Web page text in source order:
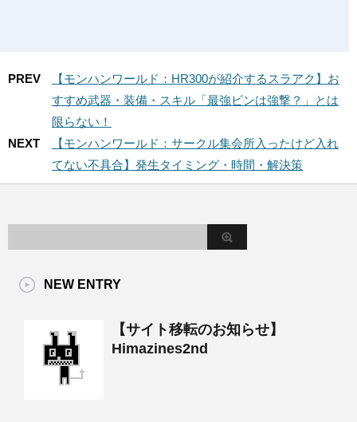
PREV
【モンハンワールド：HR300が紹介するスラアク】お
すすめ武器・装備・スキル「最強ビンは強撃？」とは
限らない！
NEXT
【モンハンワールド：サークル集会所入ったけど入れ
てない不具合】発生タイミング・時間・解決策
NEW ENTRY
【サイト移転のお知らせ】
Himazines2nd